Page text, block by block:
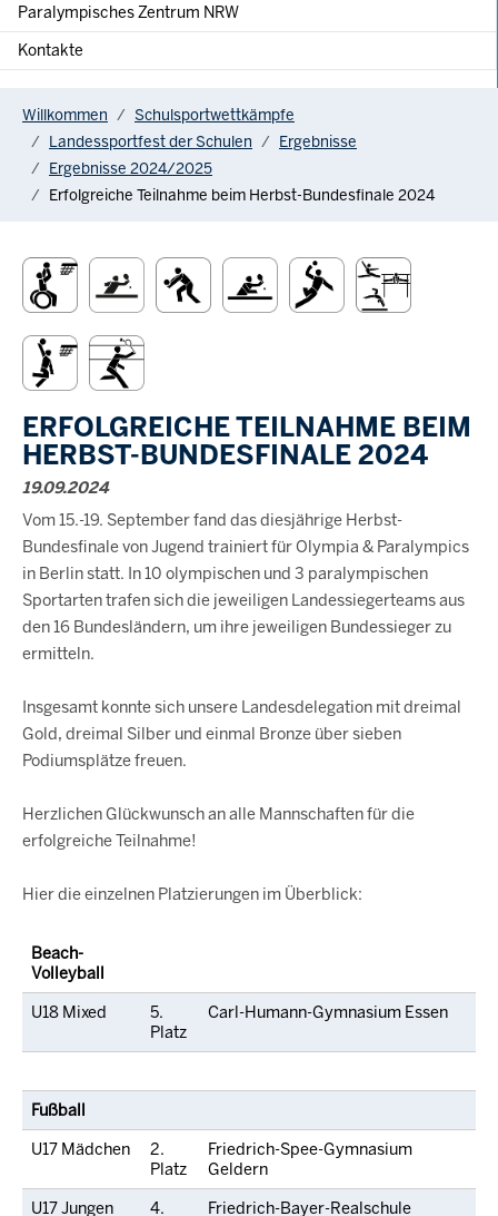
Paralympisches Zentrum NRW
Kontakte
Willkommen
Schulsportwettkämpfe
Landessportfest der Schulen
Ergebnisse
Ergebnisse 2024/2025
Erfolgreiche Teilnahme beim Herbst-Bundesfinale 2024
ERFOLGREICHE TEILNAHME BEIM
HERBST-BUNDESFINALE 2024
19.09.2024
Vom 15.-19. September fand das diesjährige Herbst-
Bundesfinale von Jugend trainiert für Olympia & Paralympics
in Berlin statt. In 10 olympischen und 3 paralympischen
Sportarten trafen sich die jeweiligen Landessiegerteams aus
den 16 Bundesländern, um ihre jeweiligen Bundessieger zu
ermitteln.
Insgesamt konnte sich unsere Landesdelegation mit dreimal
Gold, dreimal Silber und einmal Bronze über sieben
Podiumsplätze freuen.
Herzlichen Glückwunsch an alle Mannschaften für die
erfolgreiche Teilnahme!
Hier die einzelnen Platzierungen im Überblick:
Beach-
Volleyball
U18 Mixed
5.
Platz
Carl-Humann-Gymnasium Essen
Fußball
U17 Mädchen
2.
Platz
Friedrich-Spee-Gymnasium
Geldern
U17 Jungen
4. Friedrich-Bayer-Realschule